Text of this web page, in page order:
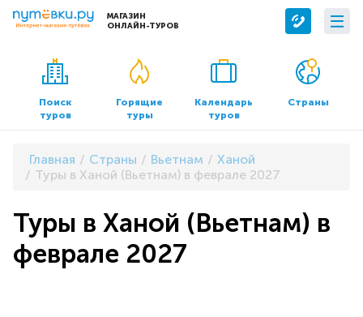
МАГАЗИН
ОНЛАЙН-ТУРОВ
Сервисы
Бронирование отелей
Трансфер
О компании
О нас
Контакты
Документы и реквизиты
Поиск
туров
Горящие
туры
Календарь
туров
Страны
Главная Страны Вьетнам
Ханой
Туры в Ханой (Вьетнам) в феврале 2027
Туры в Ханой (Вьетнам) в
феврале 2027